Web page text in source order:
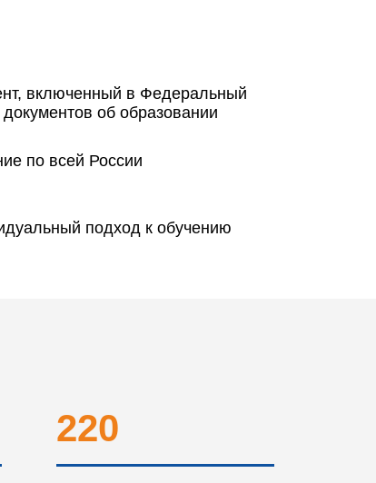
включенный в Федеральный
документов об образовании
по всей России
подход к обучению
220